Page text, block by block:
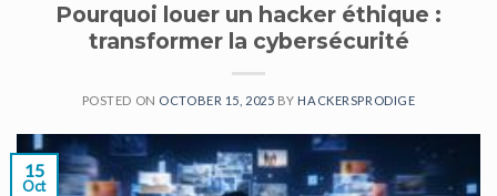
Pourquoi louer un hacker éthique :
transformer la cybersécurité
POSTED ON OCTOBER 15, 2025 BY HACKERSPRODIGE
15
Oct